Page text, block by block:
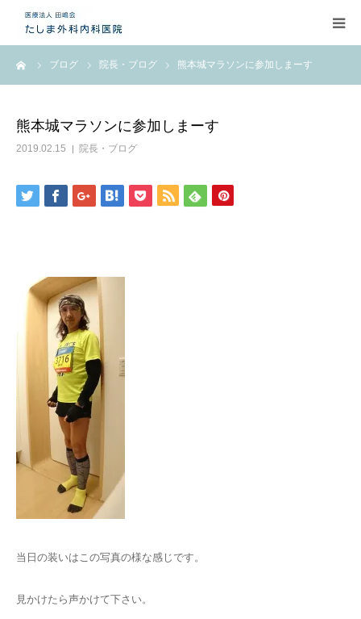
ブログ 院長・ブログ 熊本城マラソンに参加しまーす
熊本城マラソンに参加しまーす
2019.02.15 院長・ブログ
当日の装いはこの写真の様な感じです。
見かけたら声かけて下さい。
お問い合わせ
医師紹介
アクセス
自由診療のご案内
ヴァンキッシュ
血液クレンジング